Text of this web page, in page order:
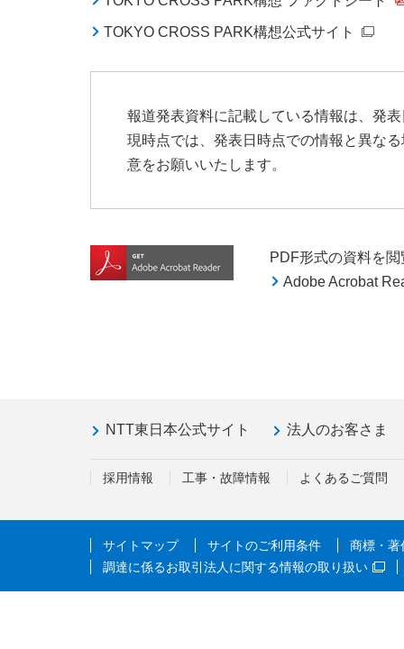
TOKYO CROSS PARK構想公式サイト
報道発表資料に記載している情報は、発
現時点では、発表日時点での情報と異な
意をお願いいたします。
PDF形式の資料を
Adobe Acrobat
NTT東日本公式サイト 法人のお客さま
採用情報 工事・故障情報 よくあるご質問
サイトマップ サイトのご利用条件
商標・著
調達に係るお取引法人に関する情報の取り扱い